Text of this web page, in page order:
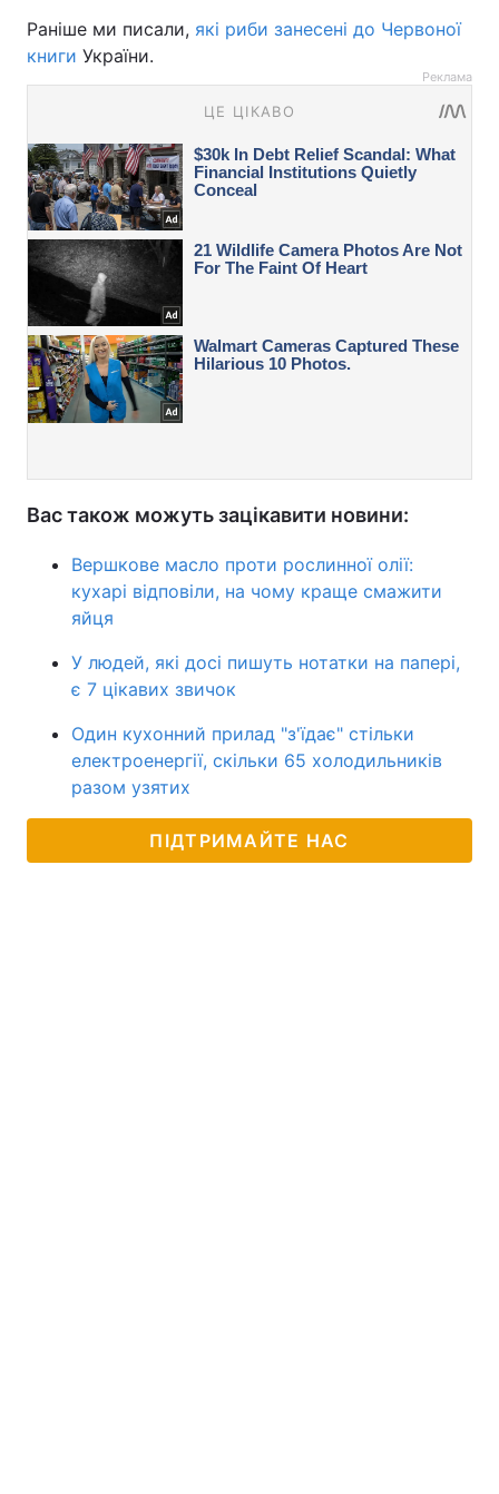
Раніше ми писали, які риби занесені до Червоної
книги України.
Реклама
Вас також можуть зацікавити новини:
Вершкове масло проти рослинної олії:
кухарі відповіли, на чому краще смажити
яйця
У людей, які досі пишуть нотатки на папері,
є 7 цікавих звичок
Один кухонний прилад "з'їдає" стільки
електроенергії, скільки 65 холодильників
разом узятих
ПІДТРИМАЙТЕ НАС